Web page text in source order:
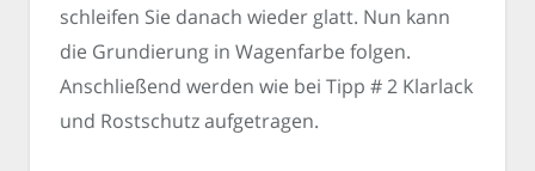
schleifen Sie danach wieder glatt. Nun kann
die Grundierung in Wagenfarbe folgen.
Anschließend werden wie bei Tipp # 2 Klarlack
und Rostschutz aufgetragen.